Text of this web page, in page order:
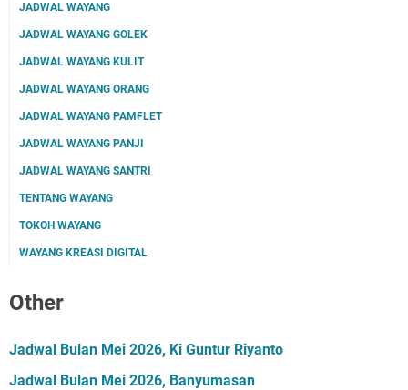
JADWAL WAYANG
JADWAL WAYANG GOLEK
JADWAL WAYANG KULIT
JADWAL WAYANG ORANG
JADWAL WAYANG PAMFLET
JADWAL WAYANG PANJI
JADWAL WAYANG SANTRI
TENTANG WAYANG
TOKOH WAYANG
WAYANG KREASI DIGITAL
Other
Jadwal Bulan Mei 2026, Ki Guntur Riyanto
Jadwal Bulan Mei 2026, Banyumasan